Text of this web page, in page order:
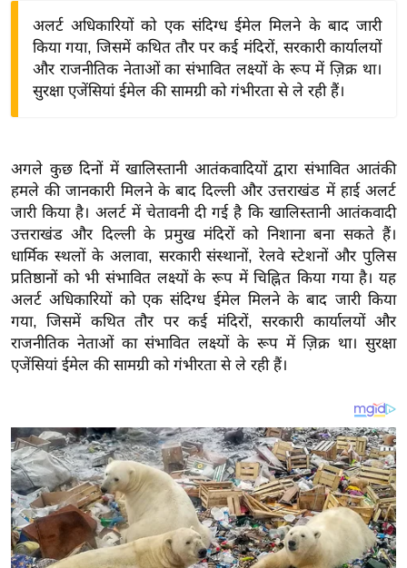
द्यो
वि
शे
ष
ज्ञ
रा
य
ब
ज
ट
ल
क्रि
के
ट
I
P
अलर्ट अधिकारियों को एक संदिग्ध ईमेल मिलने के बाद जारी
किया गया, जिसमें कथित तौर पर कई मंदिरों, सरकारी कार्यालयों
और राजनीतिक नेताओं का संभावित लक्ष्यों के रूप में ज़िक्र था।
सुरक्षा एजेंसियां ​​ईमेल की सामग्री को गंभीरता से ले रही हैं।
अगले कुछ दिनों में खालिस्तानी आतंकवादियों द्वारा संभावित आतंकी
हमले की जानकारी मिलने के बाद दिल्ली और उत्तराखंड में हाई अलर्ट
जारी किया है। अलर्ट में चेतावनी दी गई है कि खालिस्तानी आतंकवादी
उत्तराखंड और दिल्ली के प्रमुख मंदिरों को निशाना बना सकते हैं।
धार्मिक स्थलों के अलावा, सरकारी संस्थानों, रेलवे स्टेशनों और पुलिस
प्रतिष्ठानों को भी संभावित लक्ष्यों के रूप में चिह्नित किया गया है। यह
अलर्ट अधिकारियों को एक संदिग्ध ईमेल मिलने के बाद जारी किया
गया, जिसमें कथित तौर पर कई मंदिरों, सरकारी कार्यालयों और
राजनीतिक नेताओं का संभावित लक्ष्यों के रूप में ज़िक्र था। सुरक्षा
एजेंसियां ​​ईमेल की सामग्री को गंभीरता से ले रही हैं।